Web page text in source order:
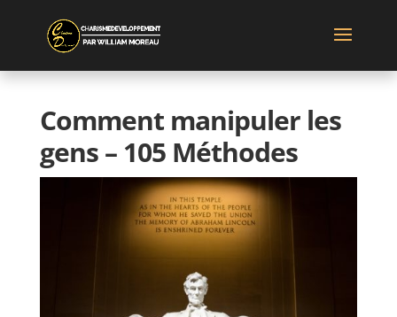
Comment manipuler les
gens – 105 Méthodes